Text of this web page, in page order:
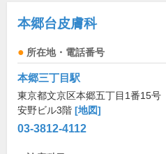
本郷台皮膚科
所在地・電話番号
本郷三丁目駅
東京都文京区本郷五丁目1番15号
安野ビル3階 [地図]
03-3812-4112